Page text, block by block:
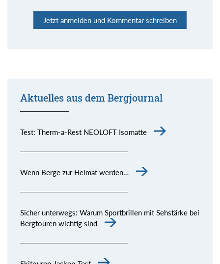
Jetzt anmelden und Kommentar schreiben
Aktuelles aus dem Bergjournal
Test: Therm-a-Rest NEOLOFT Isomatte
Wenn Berge zur Heimat werden…
Sicher unterwegs: Warum Sportbrillen mit Sehstärke bei
Bergtouren wichtig sind